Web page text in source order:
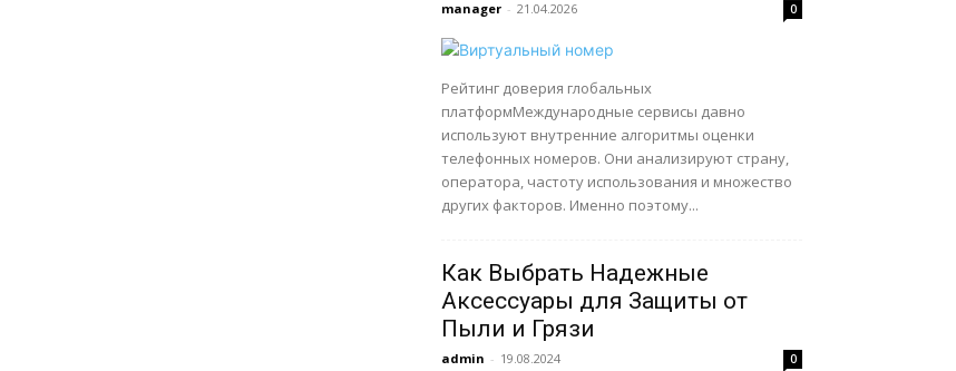
manager - 21.04.2026 0
Рейтинг доверия глобальных
платформМеждународные сервисы давно
используют внутренние алгоритмы оценки
телефонных номеров. Они анализируют страну,
оператора, частоту использования и множество
других факторов. Именно поэтому...
Как Выбрать Надежные
Аксессуары для Защиты от
Пыли и Грязи
admin - 19.08.2024 0